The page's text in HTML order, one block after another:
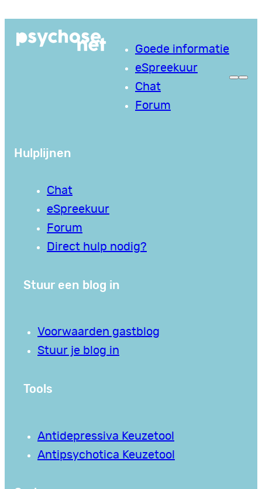
naar
Goede informatie
eSpreekuur
Chat
Forum
Hulplijnen
Chat
eSpreekuur
Forum
Direct hulp nodig?
Stuur een blog in
Voorwaarden gastblog
Stuur je blog in
Tools
Antidepressiva Keuzetool
Antipsychotica Keuzetool